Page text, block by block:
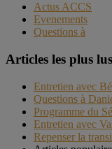
Actus ACCS
Evenements
Questions à
Articles les plus lus
Entretien avec
Questions à
Programme du
Entretien avec
Repenser la